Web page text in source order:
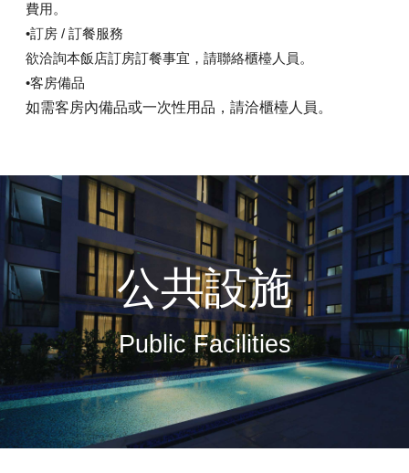
費用。
•訂房 / 訂餐服務
欲洽詢本飯店訂房訂餐事宜，請聯絡櫃檯人員。
•客房備品
如需客房內備品或一次性用品，請洽櫃檯人員。
公共設施
Public Facilities